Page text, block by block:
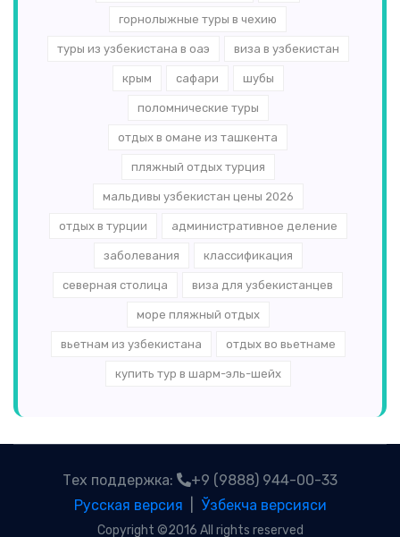
горнолыжные туры в чехию
туры из узбекистана в оаэ виза в узбекистан
крым сафари шубы
поломнические туры
отдых в омане из ташкента
пляжный отдых турция
мальдивы узбекистан цены 2026
отдых в турции административное деление
заболевания классификация
северная столица виза для узбекистанцев
море пляжный отдых
вьетнам из узбекистана отдых во вьетнаме
купить тур в шарм-эль-шейх
Тех поддержка:
+9 (9888) 944-00-33
Русская версия
Ўзбекча версияси
Copyright ©2016 All rights reserved